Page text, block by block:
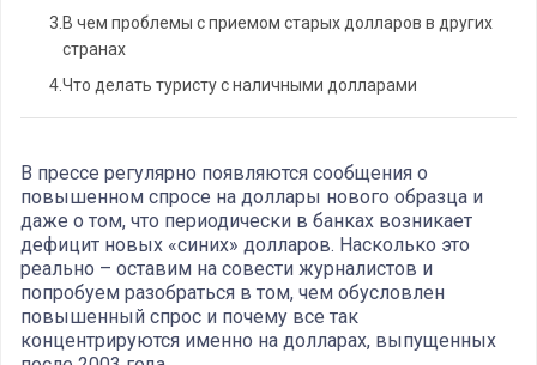
3. В чем проблемы с приемом старых долларов в других
странах
4.Что делать туристу с наличными долларами
В прессе регулярно появляются сообщения о
повышенном спросе на доллары нового образца и
даже о том, что периодически в банках возникает
дефицит новых «синих» долларов. Насколько это
реально – оставим на совести журналистов и
попробуем разобраться в том, чем обусловлен
повышенный спрос и почему все так
концентрируются именно на долларах, выпущенных